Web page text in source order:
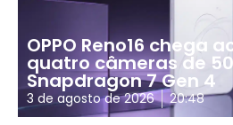
OPPO Reno16 chega
quatro câmeras de 50
Snapdragon 7 Gen 4
3 de agosto de 2026 20:48